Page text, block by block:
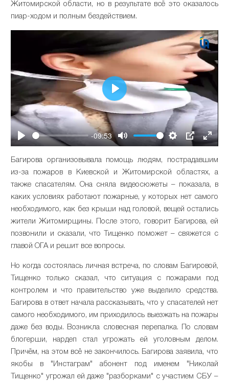
Житомирской области, но в результате всё это оказалось
пиар-ходом и полным бездействием.
Play
-09:53
Mute Settings
PIP Enter
Play
Багирова организовывала помощь людям, пострадавшим
из-за пожаров в Киевской и Житомирской областях, а
также спасателям. Она сняла видеосюжеты – показала, в
каких условиях работают пожарные, у которых нет самого
необходимого, как без крыши над головой, вещей остались
жители Житомирщины. После этого, говорит Багирова, ей
позвонили и сказали, что Тищенко поможет – свяжется с
главой ОГА и решит все вопросы.
Но когда состоялась личная встреча, по словам Багировой,
Тищенко только сказал, что ситуация с пожарами под
контролем и что правительство уже выделило средства.
Багирова в ответ начала рассказывать, что у спасателей нет
самого необходимого, им приходилось выезжать на пожары
даже без воды. Возникла словесная перепалка. По словам
блогерши, нардеп стал угрожать ей уголовным делом.
Причём, на этом всё не закончилось. Багирова заявила, что
якобы в "Инстаграм" абонент под именем "Николай
Тищенко" угрожал ей даже "разборками" с участием СБУ –